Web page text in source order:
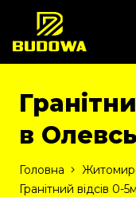
в
Головна
Гранітний відсів 0-